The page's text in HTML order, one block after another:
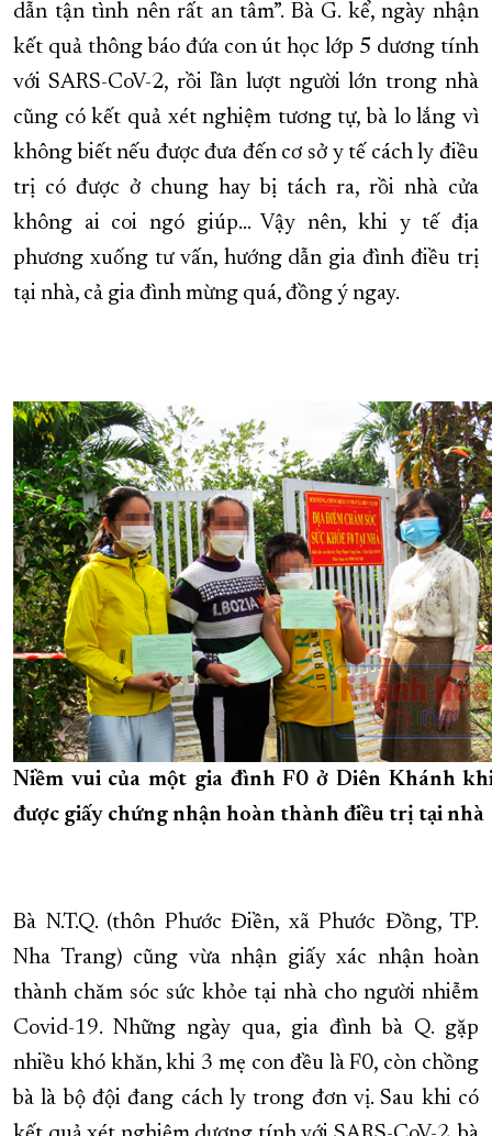
dẫn tận tình nên rất an tâm”. Bà G. kể, ngày nhận
kết quả thông báo đứa con út học lớp 5 dương tính
với SARS-CoV-2, rồi lần lượt người lớn trong nhà
cũng có kết quả xét nghiệm tương tự, bà lo lắng vì
không biết nếu được đưa đến cơ sở y tế cách ly điều
trị có được ở chung hay bị tách ra, rồi nhà cửa
không ai coi ngó giúp… Vậy nên, khi y tế địa
phương xuống tư vấn, hướng dẫn gia đình điều trị
tại nhà, cả gia đình mừng quá, đồng ý ngay.
Niềm vui của một gia đình F0 ở Diên Khánh
được giấy chứng nhận hoàn thành điều trị tại nhà
Bà N.T.Q. (thôn Phước Điền, xã Phước Đồng, TP.
Nha Trang) cũng vừa nhận giấy xác nhận hoàn
thành chăm sóc sức khỏe tại nhà cho người nhiễm
Covid-19. Những ngày qua, gia đình bà Q. gặp
nhiều khó khăn, khi 3 mẹ con đều là F0, còn chồng
bà là bộ đội đang cách ly trong đơn vị. Sau khi có